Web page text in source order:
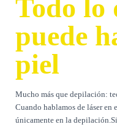
Todo lo
puede
piel
Mucho más que depilación:
Cuando hablamos de láser en
únicamente en la